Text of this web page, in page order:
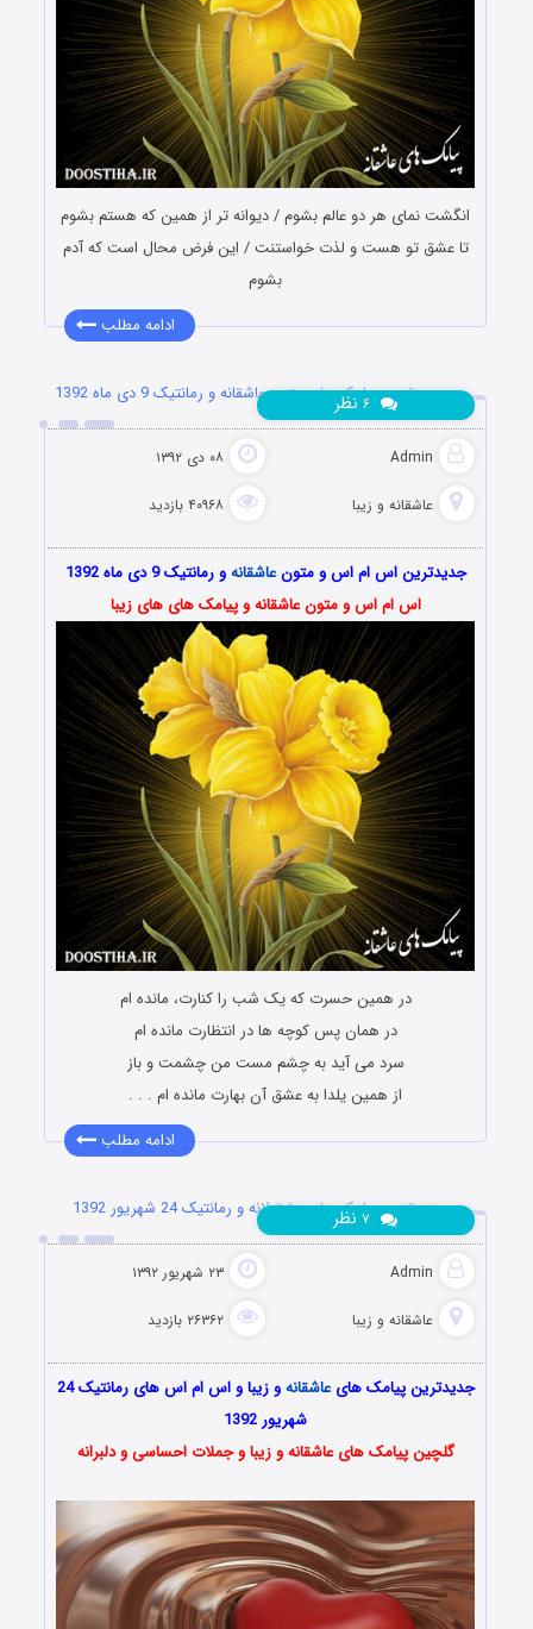
انگشت نمای هر دو عالم بشوم / دیوانه تر از همین که هستم بشوم
تا عشق تو هست و لذت خواستنت / این فرض محال است که آدم
بشوم
ادامه مطلب
جدیدترین پیامک ها و متون عاشقانه و رمانتیک 9 دی ماه 1392
Admin ۰۸ دی ۱۳۹۲
عاشقانه و زیبا ۴۰۹۶۸ بازدید
۶ نظر
جدیدترین اس ام اس و متونعاشقانهو رمانتیک 9 دی ماه 1392
اس ام اس و متون عاشقانه و پیامک های های زیبا
در همین حسرت که یک شب را کنارت، مانده ام
در همان پس کوچه ها در انتظارت مانده ام
سرد می آید به چشم مست من چشمت و باز
از همین یلدا به عشق آن بهارت مانده ام . . .
ادامه مطلب
جدیدترین پیامک های عشقولانه و رمانتیک 24 شهریور 1392
Admin ۲۳ شهریور ۱۳۹۲
عاشقانه و زیبا ۲۶۳۶۲ بازدید
نظر
جدیدترین پیامک هایعاشقانه
و زیبا و اس ام اس های رمانتیک 24
شهریور 1392
گلچین پیامک های عاشقانه و زیبا و جملات احساسی و دلبرانه